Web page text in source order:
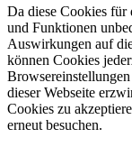
Da diese Cookies für
und Funktionen
Auswirkungen auf
können Cookies
dieser Webseite
Cookies zu
erneut besuchen.